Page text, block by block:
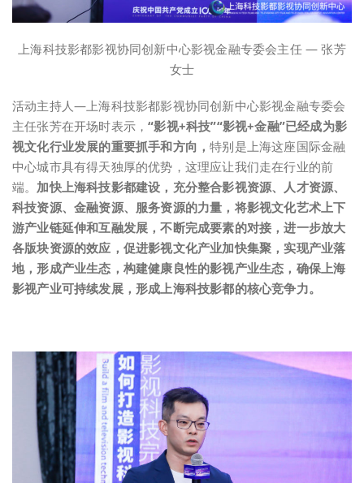
上海科技影都影视协同创新中心影视金融专委会主任 — 张芳
女士
活动主持人—上海科技影都影视协同创新中心影视金融专委会
主任张芳在开场时表示，“影视+科技”“影视+金融”已经成为影
视文化行业发展的重要抓手和方向，特别是上海这座国际金融
中心城市具有得天独厚的优势，这理应让我们走在行业的前
端。 加快上海科技影都建设，充分整合影视资源、人才资源、
科技资源、金融资源、服务资源的力量，将影视文化艺术上下
游产业链延伸和互融发展，不断完成要素的对接，进一步放大
各版块资源的效应，促进影视文化产业加快集聚，实现产业落
地，形成产业生态，构建健康良性的影视产业生态，确保上海
影视产业可持续发展，形成上海科技影都的核心竞争力。